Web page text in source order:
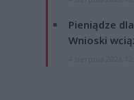
Pieniądze
Wnioski